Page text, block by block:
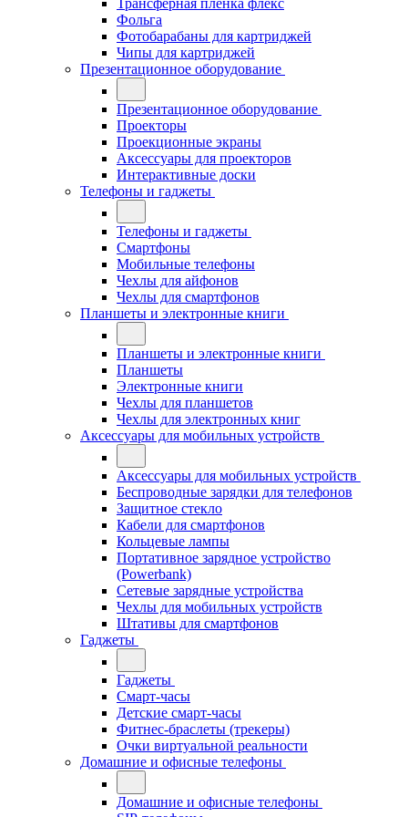
Трансферная плёнка флекс
Фольга
Фотобарабаны для картриджей
Чипы для картриджей
Презентационное оборудование
Презентационное оборудование
Проекторы
Проекционные экраны
Аксессуары для проекторов
Интерактивные доски
Телефоны и гаджеты
Телефоны и гаджеты
Смартфоны
Мобильные телефоны
Чехлы для айфонов
Чехлы для смартфонов
Планшеты и электронные книги
Планшеты и электронные книги
Планшеты
Электронные книги
Чехлы для планшетов
Чехлы для электронных книг
Аксессуары для мобильных устройств
Аксессуары для мобильных устройств
Беспроводные зарядки для телефонов
Защитное стекло
Кабели для смартфонов
Кольцевые лампы
Портативное зарядное устройство
(Powerbank)
Сетевые зарядные устройства
Чехлы для мобильных устройств
Штативы для смартфонов
Гаджеты
Гаджеты
Смарт-часы
Детские смарт-часы
Фитнес-браслеты (трекеры)
Очки виртуальной реальности
Домашние и офисные телефоны
Домашние и офисные телефоны